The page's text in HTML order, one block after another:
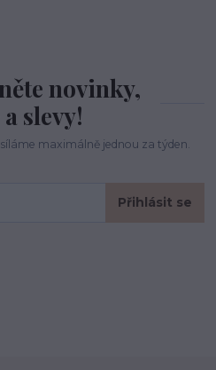
novinky,
slevy!
maximálně jednou za týden.
Přihlásit se